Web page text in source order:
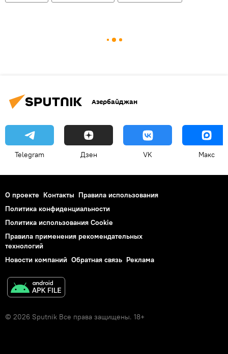
Азербайджан
Telegram Дзен VK Макс
О проекте Контакты Правила использования
Политика конфиденциальности
Политика использования Cookie
Правила применения рекомендательных
технологий
Новости компаний Обратная связь Реклама
© 2026 Sputnik Все права защищены. 18+